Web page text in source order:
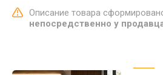
Описание товара
непосредственно у